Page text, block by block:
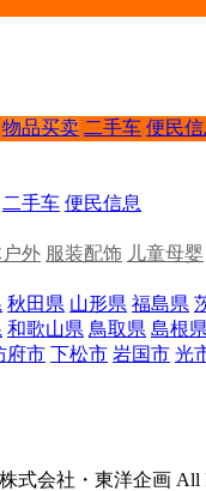
物品买卖 二手车 便民信
二手车 便民信息
外 服装配饰 儿童母婴
秋田県 山形県 福島県
和歌山県 鳥取県 島根県
府市 下松市 岩国市 光
式会社・東洋企画 All